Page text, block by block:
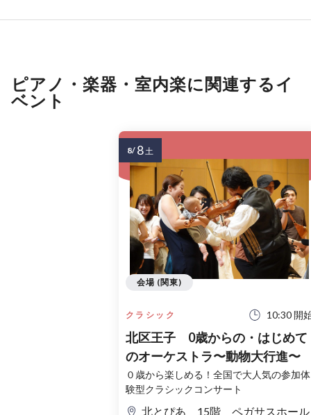
ピアノ・楽器・室内楽に関連するイ
ベント
クラシック 10:30 開
北区王子 0歳からの・はじめて
のオーケストラ〜動物大行進〜
０歳から楽しめる！全国で大人気の参加体
験型クラシックコンサート
北とぴあ 15階 ペガサスホール
会場 (関東)
8/ 8土